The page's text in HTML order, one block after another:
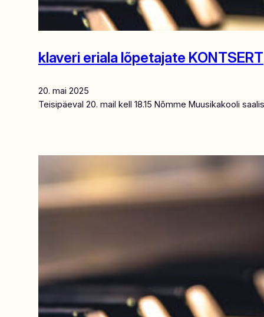
klaveri eriala lõpetajate KONTSERT
20. mai 2025
Teisipäeval 20. mail kell 18.15 Nõmme Muusikakooli saalis